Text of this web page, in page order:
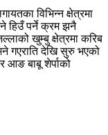
विभिन्न क्षेत्रमा
हिउँ पर्ने क्रम झनै
खुम्बु क्षेत्रमा करिब
गएराति देखि सुरु भएको
आङ बाबू शेर्पाको